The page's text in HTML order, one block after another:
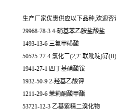
生产厂家优惠供应以下品种,欢迎咨
29968-78-3 4-硝基苯乙胺盐酸盐
1493-13-6 三氟甲磺酸
50525-27-4 氯化三(2,2'-联吡啶)钌
1941-27-1 四丁基硝酸铵
1932-50-9 2-羟基乙酸钾
1211-29-6 茉莉酮酸甲酯
53721-12-3 乙基紫精二溴化物